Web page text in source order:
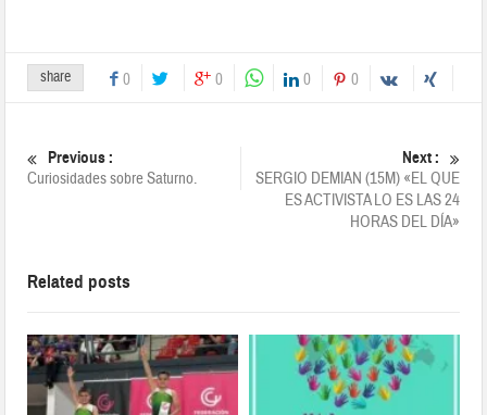
share 0 0 0 0
Previous :
Curiosidades sobre Saturno.
Next :
SERGIO DEMIAN (15M) «EL QUE
ES ACTIVISTA LO ES LAS 24
HORAS DEL DÍA»
Related posts